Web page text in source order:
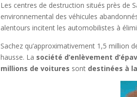
Les centres de destruction situés près de
environnemental des véhicules
alentours incitent les automobilistes à
Sachez qu’approximativement 1,5 million
hausse. La société d’enlèvement
millions de voitures sont destinées à